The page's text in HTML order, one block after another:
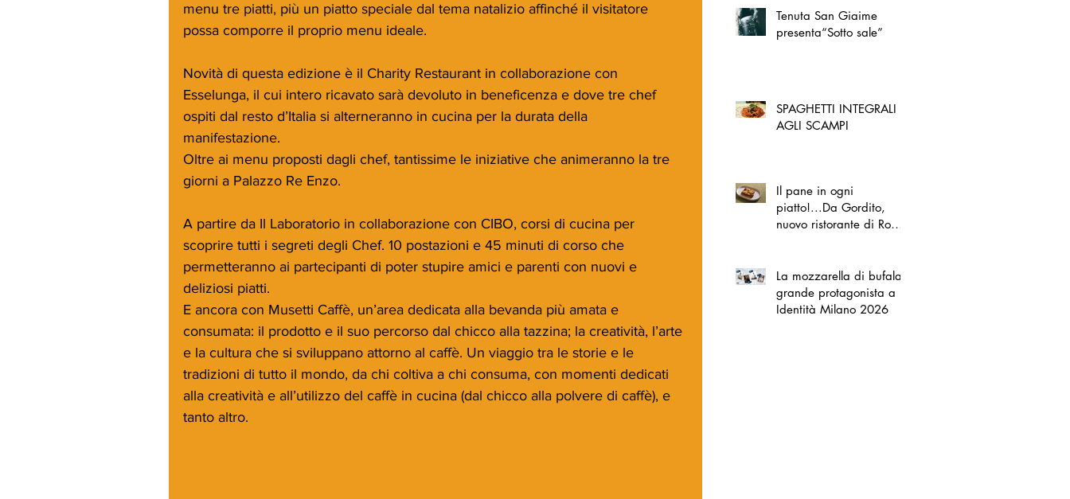
menu tre piatti, più un piatto speciale dal tema natalizio affinché il visitatore
possa comporre il proprio menu ideale.
Novità di questa edizione è il Charity Restaurant in collaborazione con
Esselunga, il cui intero ricavato sarà devoluto in beneficenza e dove tre chef
ospiti dal resto d’Italia si alterneranno in cucina per la durata della
manifestazione.
Oltre ai menu proposti dagli chef, tantissime le iniziative che animeranno la tre
giorni a Palazzo Re Enzo.
A partire da Il Laboratorio in collaborazione con CIBO, corsi di cucina per
scoprire tutti i segreti degli Chef. 10 postazioni e 45 minuti di corso che
permetteranno ai partecipanti di poter stupire amici e parenti con nuovi e
deliziosi piatti.
E ancora con Musetti Caffè, un’area dedicata alla bevanda più amata e
consumata: il prodotto e il suo percorso dal chicco alla tazzina; la creatività, l’arte
e la cultura che si sviluppano attorno al caffè. Un viaggio tra le storie e le
tradizioni di tutto il mondo, da chi coltiva a chi consuma, con momenti dedicati
alla creatività e all’utilizzo del caffè in cucina (dal chicco alla polvere di caffè), e
tanto altro.
Tenuta San Giaime
presenta“Sotto sale”
SPAGHETTI INTEGRALI
AGLI SCAMPI
Il pane in ogni
piatto!...Da Gordito,
nuovo ristorante di Roma
La mozzarella di bufala
grande protagonista a
Identità Milano 2026